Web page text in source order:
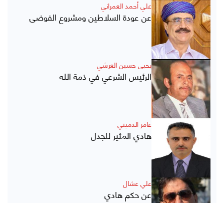
علي أحمد العمراني
عن عودة السلاطين ومشروع الفوضى
يحيى حسين العرشي
الرئيس الشرعي في ذمة الله
عامر الدميني
هادي المثير للجدل
علي عشال
عن حكم هادي